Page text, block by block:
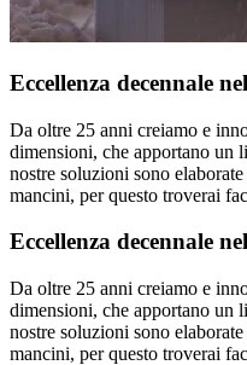
Eccellenza decennale
Da oltre 25 anni creiamo e
dimensioni, che apportano
nostre soluzioni sono
mancini, per questo troverai
Eccellenza decennale
Da oltre 25 anni creiamo e
dimensioni, che apportano
nostre soluzioni sono
mancini, per questo troverai